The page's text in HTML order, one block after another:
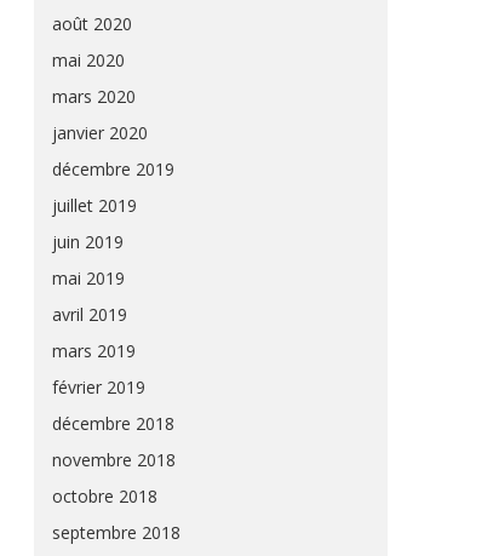
août 2020
mai 2020
mars 2020
janvier 2020
décembre 2019
juillet 2019
juin 2019
mai 2019
avril 2019
mars 2019
février 2019
décembre 2018
novembre 2018
octobre 2018
septembre 2018